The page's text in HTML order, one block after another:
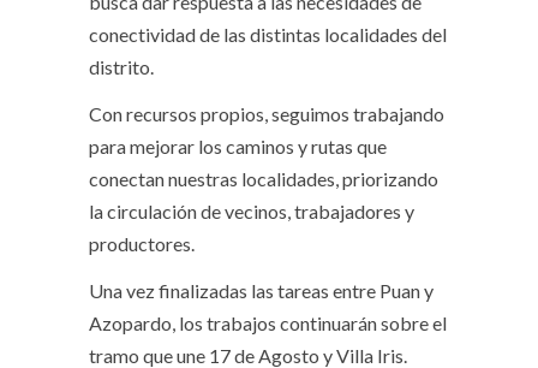
conectividad de las distintas localidades del
distrito.
Con recursos propios, seguimos trabajando
para mejorar los caminos y rutas que
conectan nuestras localidades, priorizando
la circulación de vecinos, trabajadores y
productores.
Una vez finalizadas las tareas entre Puan y
Azopardo, los trabajos continuarán sobre el
tramo que une 17 de Agosto y Villa Iris.